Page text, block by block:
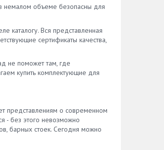
советам производителей
немалом объеме безопасны для
каталогу. Вся представленная
сертификаты качества,
не поможет там, где
купить комплектующие для
представлениям о современном
- без этого невозможно
барных стоек. Сегодня можно